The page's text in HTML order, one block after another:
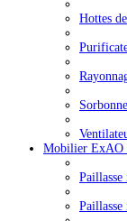
Hottes
Mobilier ExAO